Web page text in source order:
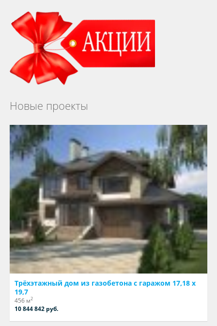
Новые проекты
Трёхэтажный дом из газобетона с гаражом 17,18 х
19,7
456 м2
10 844 842 руб.